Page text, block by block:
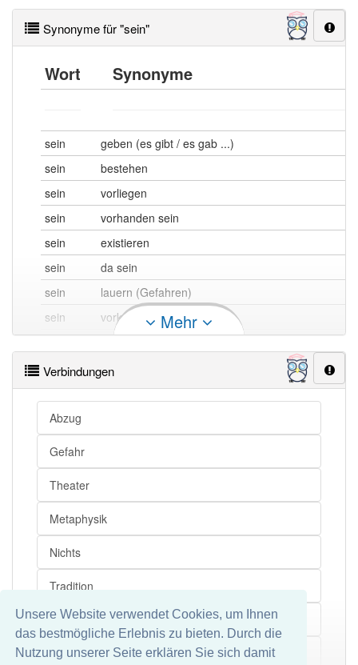
Unsere Website verwendet Cookies, um Ihnen
das bestmögliche Erlebnis zu bieten. Durch die
Nutzung unserer Seite erklären Sie sich damit
Synonyme für "sein"
Wort Synonyme
sein
geben (es gibt / es gab ...)
sein
bestehen
sein
vorliegen
sein
vorhanden sein
sein
existieren
sein
da sein
sein
lauern (Gefahren)
sein
vorkommen
sein
der/die/das Seinige
sein
sein
figurieren (als)
sein
sein
zu sehen sein als
sein
mimen
sein
in der Rolle (...) auf der Bühne stehen
Mehr
Verbindungen
Abzug
Gefahr
Theater
Metaphysik
Nichts
Tradition
Dasein
Sein